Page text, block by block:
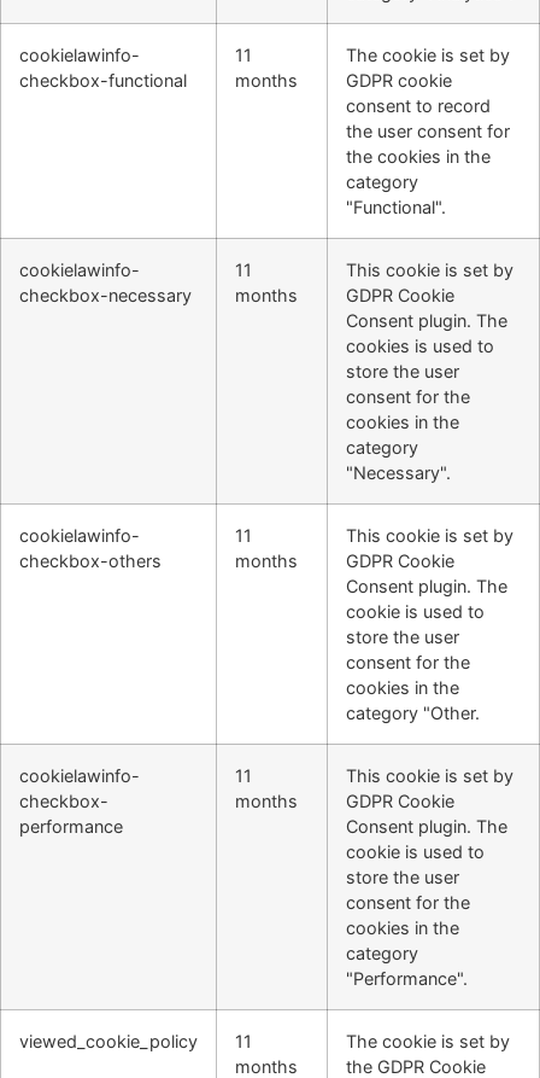
cookielawinfo-
checkbox-functional
11
months
The cookie is set by
GDPR cookie
consent to record
the user consent for
the cookies in the
category
"Functional".
cookielawinfo-
checkbox-necessary
11
months
This cookie is set by
GDPR Cookie
Consent plugin. The
cookies is used to
store the user
consent for the
cookies in the
category
"Necessary".
cookielawinfo-
checkbox-others
11
months
This cookie is set by
GDPR Cookie
Consent plugin. The
cookie is used to
store the user
consent for the
cookies in the
category "Other.
cookielawinfo-
checkbox-
performance
11
months
This cookie is set by
GDPR Cookie
Consent plugin. The
cookie is used to
store the user
consent for the
cookies in the
category
"Performance".
viewed_cookie_policy
11
months
The cookie is set by
the GDPR Cookie